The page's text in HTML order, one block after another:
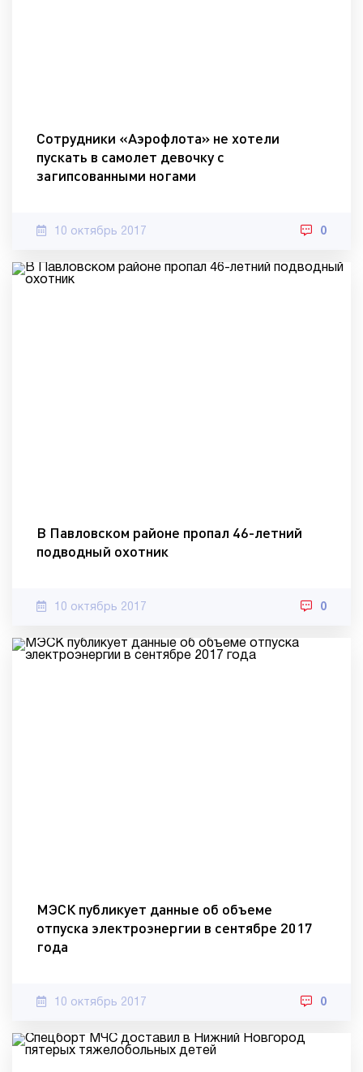
Сотрудники «Аэрофлота» не хотели
пускать в самолет девочку с
загипсованными ногами
10 октябрь 2017 0
В Павловском районе пропал 46-летний
подводный охотник
10 октябрь 2017 0
МЭСК публикует данные об объеме
отпуска электроэнергии в сентябре 2017
года
10 октябрь 2017 0